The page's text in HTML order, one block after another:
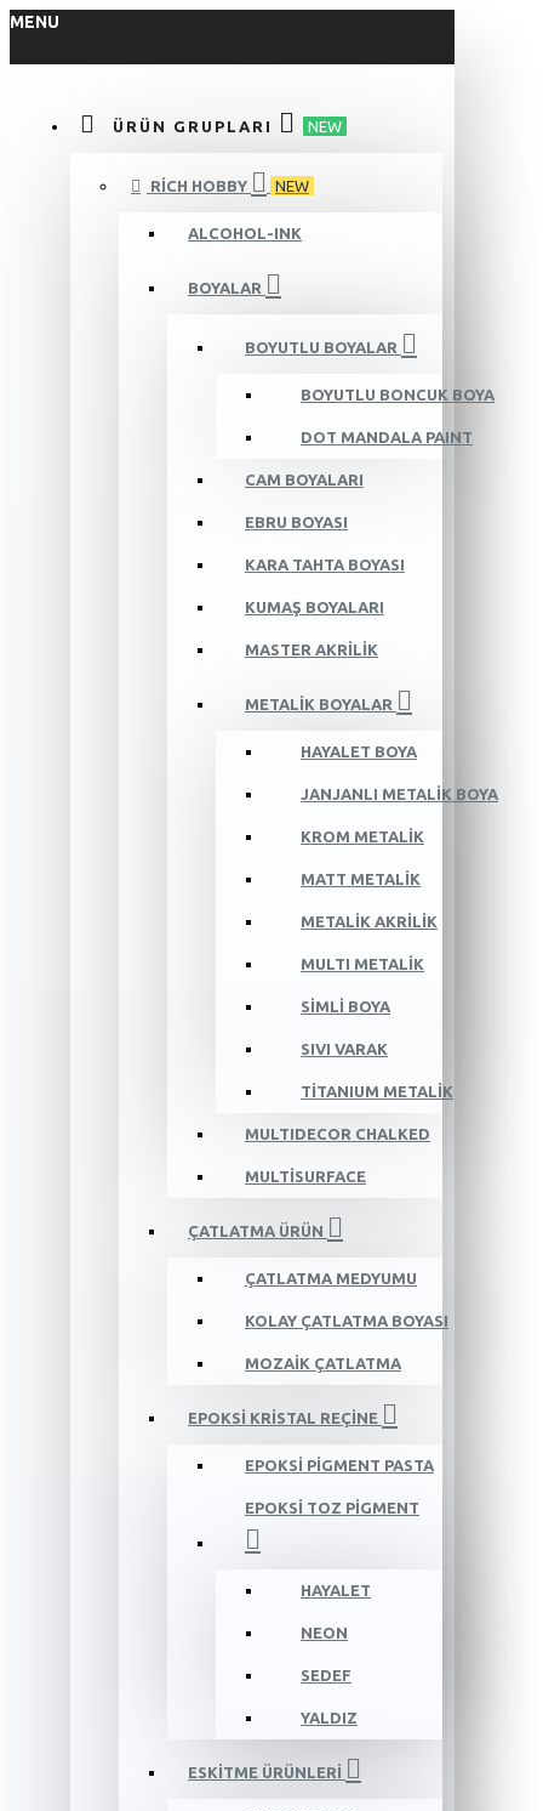
MENU
ÜRÜN GRUPLARI NEW
RICH HOBBY NEW
ALCOHOL-INK
BOYALAR
BOYUTLU BOYALAR
BOYUTLU BONCUK BOYA
DOT MANDALA PAINT
CAM BOYALARI
EBRU BOYASI
KARA TAHTA BOYASI
KUMAŞ BOYALARI
MASTER AKRİLİK
METALİK BOYALAR
HAYALET BOYA
JANJANLI METALİK BOYA
KROM METALİK
MATT METALİK
METALİK AKRİLİK
MULTI METALİK
SİMLİ BOYA
SIVI VARAK
TİTANIUM METALİK
MULTIDECOR CHALKED
MULTİSURFACE
ÇATLATMA ÜRÜN
ÇATLATMA MEDYUMU
KOLAY ÇATLATMA BOYASI
MOZAİK ÇATLATMA
EPOKSİ KRİSTAL REÇİNE
EPOKSİ PİGMENT PASTA
EPOKSİ TOZ PİGMENT
HAYALET
NEON
SEDEF
YALDIZ
ESKİTME ÜRÜNLERİ